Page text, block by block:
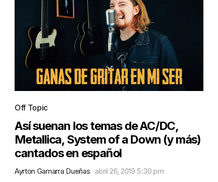
Off Topic
Así suenan los temas de AC/DC,
Metallica, System of a Down (y más)
cantados en español
Ayrton Gamarra Dueñas abril 26, 2019 5:30 pm